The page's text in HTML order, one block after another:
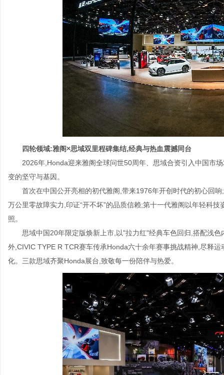
四轮领域:雅阁×思域双里程碑集结,经典与热血震撼同台
2026年,Honda迎来雅阁全球问世50周年、思域合资引入中国市
变的坚守与基因。
首次在中国公开亮相的初代雅阁,带来1976年开创时代的初心回
万公里零故障实力,印证“开不坏”的品质信赖;第十一代雅阁以年轻科
照。
思域中国20年限定版焕新上市,以"拉力红"经典车色回归,搭配浅
外,CIVIC TYPE R TCR赛车传承Honda六十余年赛事挑战精神,尽释
化。三款思域齐聚Honda展台,致敬每一份陪伴与热爱。